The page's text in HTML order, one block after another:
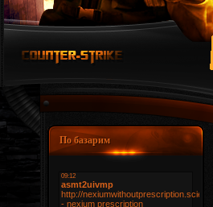
По базарим